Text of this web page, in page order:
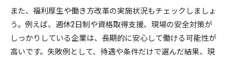
また、福利厚生や働き方改革の実施状況もチェックしましょ
う。例えば、週休2日制や資格取得支援、現場の安全対策が
しっかりしている企業は、長期的に安心して働ける可能性が
高いです。失敗例として、待遇や条件だけで選んだ結果、現